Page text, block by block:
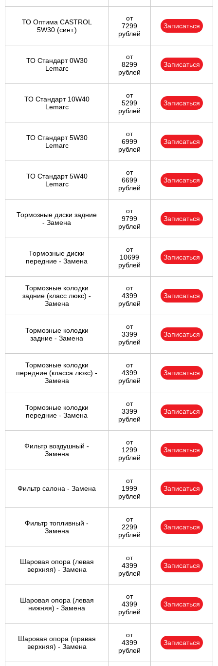
ТО Оптима CASTROL
5W30 (синт.)
от
7299
рублей
Записаться
ТО Стандарт 0W30
Lemarc
от
8299
рублей
Записаться
ТО Стандарт 10W40
Lemarc
от
5299
рублей
Записаться
ТО Стандарт 5W30
Lemarc
от
6999
рублей
Записаться
ТО Стандарт 5W40
Lemarc
от
6699
рублей
Записаться
Тормозные диски задние
- Замена
от
9799
рублей
Записаться
Тормозные диски
передние - Замена
от
10699
рублей
Записаться
Тормозные колодки
задние (класс люкс) -
Замена
от
4399
рублей
Записаться
Тормозные колодки
задние - Замена
от
3399
рублей
Записаться
Тормозные колодки
передние (класса люкс) -
Замена
от
4399
рублей
Записаться
Тормозные колодки
передние - Замена
от
3399
рублей
Записаться
Фильтр воздушный -
Замена
от
1299
рублей
Записаться
Фильтр салона - Замена
от
1999
рублей
Записаться
Фильтр топливный -
Замена
от
2299
рублей
Записаться
Шаровая опора (левая
верхняя) - Замена
от
4399
рублей
Записаться
Шаровая опора (левая
нижняя) - Замена
от
4399
рублей
Записаться
Шаровая опора (правая
верхняя) - Замена
от
4399
рублей
Записаться